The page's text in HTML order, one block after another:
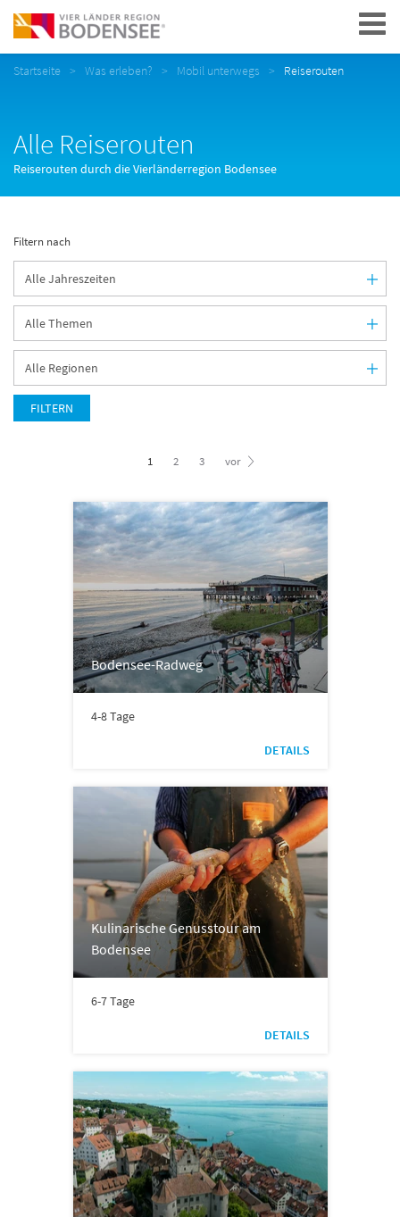
Navigation
Startseite Was erleben? Mobil unterwegs Reiserouten
Alle Reiserouten
Reiserouten durch die Vierländerregion Bodensee
Filtern nach
FILTERN
1 2 3 vor
Bodensee-Radweg
4-8 Tage
DETAILS
Kulinarische Genusstour am
Bodensee
6-7 Tage
DETAILS